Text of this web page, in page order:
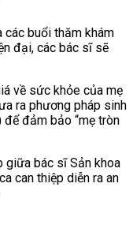
các buổi thăm khám
đại, các bác sĩ sẽ
về sức khỏe của mẹ
ra phương pháp sinh
đảm bảo “mẹ tròn
giữa bác sĩ Sản khoa
can thiệp diễn ra an